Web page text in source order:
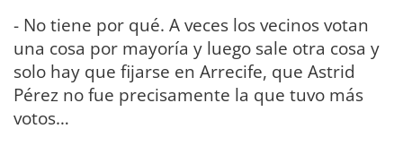
- No tiene por qué. A veces los vecinos votan
una cosa por mayoría y luego sale otra cosa y
solo hay que fijarse en Arrecife, que Astrid
Pérez no fue precisamente la que tuvo más
votos…